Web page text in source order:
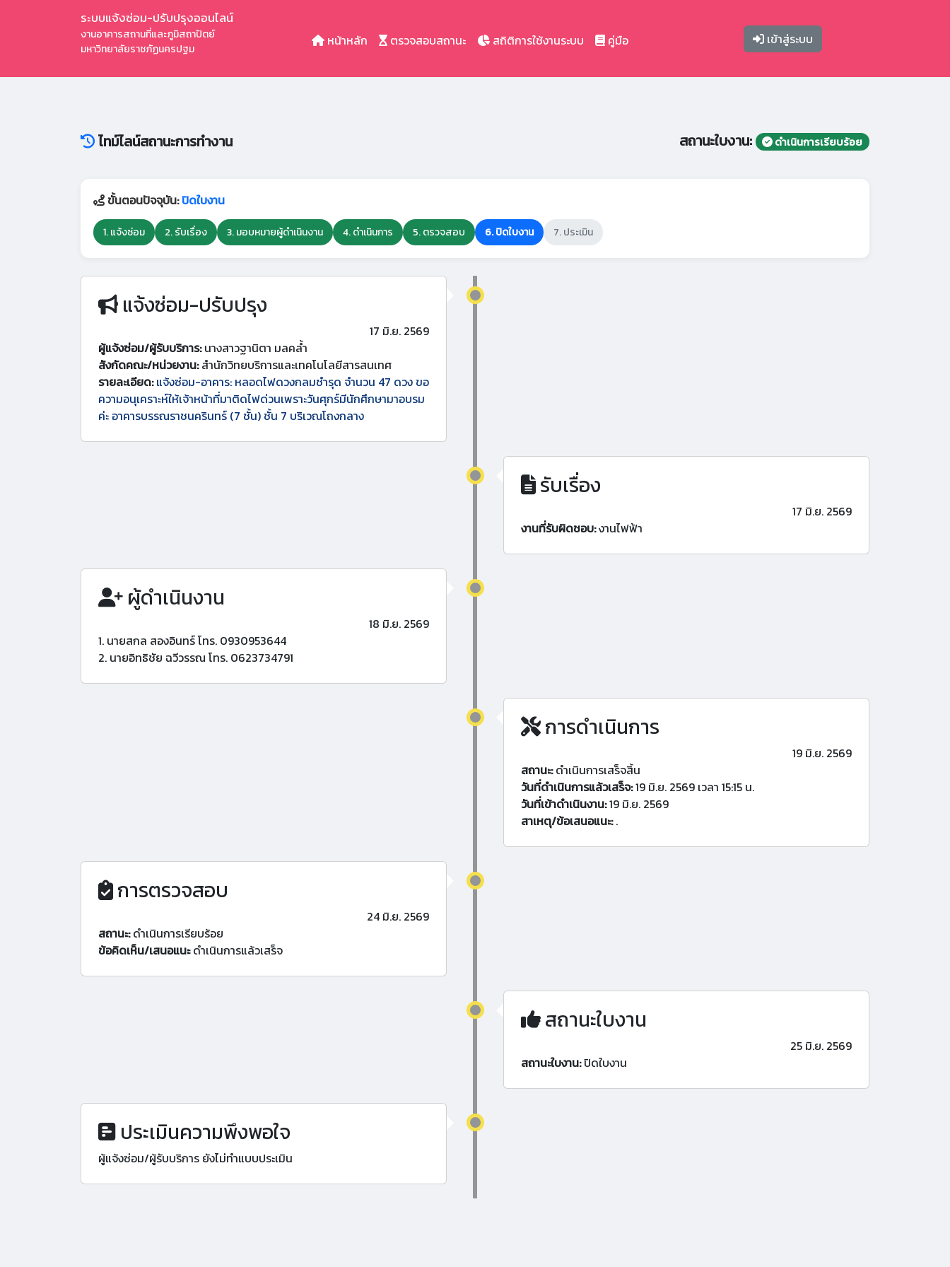
ระบบแจ้งซ่อม-ปรับปรุงออนไลน์
งานอาคารสถานที่และภูมิสถาปัตย์
มหาวิทยาลัยราชภัฏนครปฐม
หน้าหลัก ตรวจสอบสถานะ สถิติการใช้งานระบบ คู่มือ เข้าสู่ระบบ
ไทม์ไลน์สถานะการทำงาน สถานะใบงาน: ดำเนินการเรียบร้อย
ขั้นตอนปัจจุบัน:ปิดใบงาน
1. แจ้งซ่อม 2. รับเรื่อง 3. มอบหมายผู้ดำเนินงาน 4. ดำเนินการ 5. ตรวจสอบ 6. ปิดใบงาน 7. ประเมิน
แจ้งซ่อม-ปรับปรุง
17 มิ.ย. 2569
ผู้แจ้งซ่อม/ผู้รับบริการ:นางสาวฐานิตา มลคล้ำ
สังกัดคณะ/หน่วยงาน:สำนักวิทยบริการและเทคโนโลยีสารสนเทศ
รายละเอียด: แจ้งซ่อม-อาคาร: หลอดไฟดวงกลมชำรุด จำนวน 47 ดวง ขอ
ความอนุเคราะห์ให้เจ้าหน้าที่มาติดไฟด่วนเพราะวันศุกร์มีนักศึกษามาอบรม
ค่ะ อาคารบรรณราชนครินทร์ (7 ชั้น) ชั้น 7 บริเวณโถงกลาง
รับเรื่อง
17 มิ.ย. 2569
งานที่รับผิดชอบ:งานไฟฟ้า
ผู้ดำเนินงาน
18 มิ.ย. 2569
1. นายสกล สองอินทร์ โทร. 0930953644
2. นายอิทธิชัย ฉวีวรรณ โทร. 0623734791
การดำเนินการ
19 มิ.ย. 2569
สถานะ:ดำเนินการเสร็จสิ้น
วันที่ดำเนินการแล้วเสร็จ:19 มิ.ย. 2569 เวลา 15:15 น.
วันที่เข้าดำเนินงาน:19 มิ.ย. 2569
สาเหตุ/ข้อเสนอแนะ:.
การตรวจสอบ
24 มิ.ย. 2569
สถานะ:ดำเนินการเรียบร้อย
ข้อคิดเห็น/เสนอแนะดำเนินการแล้วเสร็จ
สถานะใบงาน
25 มิ.ย. 2569
สถานะใบงาน:ปิดใบงาน
ประเมินความพึงพอใจ
ผู้แจ้งซ่อม/ผู้รับบริการ ยังไม่ทำแบบประเมิน